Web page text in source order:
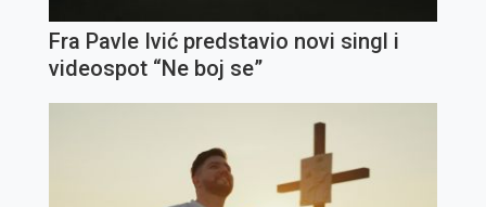
Fra Pavle Ivić predstavio novi singl i
videospot “Ne boj se”